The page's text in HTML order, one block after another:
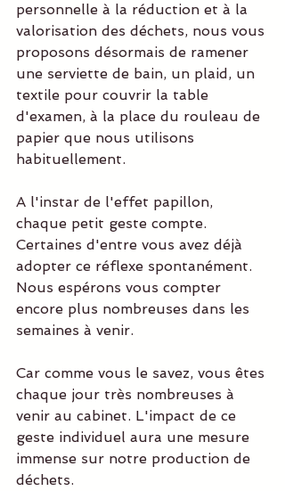
personnelle à la réduction et à la
valorisation des déchets, nous vous
proposons désormais de ramener
une serviette de bain, un plaid, un
textile pour couvrir la table
d'examen, à la place du rouleau de
papier que nous utilisons
habituellement.
A l'instar de l'effet papillon,
chaque petit geste compte.
Certaines d'entre vous avez déjà
adopter ce réflexe spontanément.
Nous espérons vous compter
encore plus nombreuses dans les
semaines à venir.
Car comme vous le savez, vous êtes
chaque jour très nombreuses à
venir au cabinet. L'impact de ce
geste individuel aura une mesure
immense sur notre production de
déchets.